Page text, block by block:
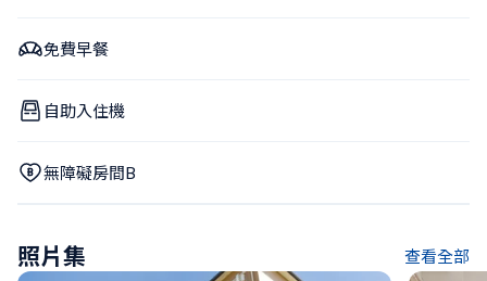
免費早餐
自助入住機
無障礙房間B
照片集 查看全部